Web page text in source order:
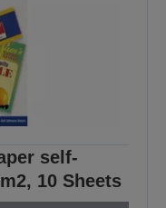
self-
10 Sheets